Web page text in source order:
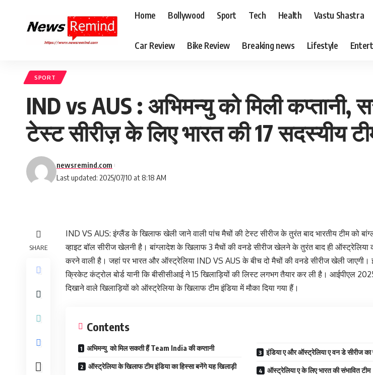
Home Bollywood Sport Tech Health Vastu Shastra
Car Review Bike Review Breaking news Lifestyle
SPORT
IND vs AUS : अभिमन्यु को मिली कप्तानी,
टेस्ट सीरीज़ के लिए भारत की 17 सदस्यीय
Last updated: 2025/07/10 at 8:18 AM
newsremind.com
SHARE
IND VS AUS: इंग्लैंड के खिलाफ खेली जाने वाली पांच मैचों की टेस्ट सीरीज के तुरंत बाद भारतीय टीम को
व्हाइट बॉल सीरीज खेलनी है। बांग्लादेश के खिलाफ 3 मैचों की वनडे सीरीज खेलने के तुरंत बाद ही ऑस्ट्रेलिया
करने वाली है। जहां पर भारत और ऑस्ट्रेलिया IND VS AUS के बीच दो मैचों की वनडे सीरीज खेली जाएगी।
क्रिकेट कंट्रोल बोर्ड यानी कि बीसीसीआई ने 15 खिलाड़ियों की लिस्ट लगभग तैयार कर ली है। आईपीएल
दिखाने वाले खिलाड़ियों को ऑस्ट्रेलिया के खिलाफ टीम इंडिया में मौका दिया गया हैं।
Contents
अभिमन्यु को मिल सकती हैं Team India की कप्तानी
ऑस्ट्रेलिया के खिलाफ टीम इंडिया का हिस्सा बनेंगे यह खिलाड़ी
इंडिया ए और ऑस्ट्रेलिया ए वन डे सीरीज
ऑस्ट्रेलिया ए के लिए भारत की संभावित टीम